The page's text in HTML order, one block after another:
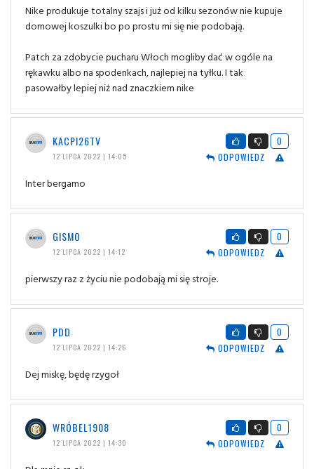
Nike produkuje totalny szajs i już od kilku sezonów nie kupuje
domowej koszulki bo po prostu mi się nie podobają.
Patch za zdobycie pucharu Włoch mogliby dać w ogóle na
rękawku albo na spodenkach, najlepiej na tyłku. I tak
pasowałby lepiej niż nad znaczkiem nike
KACPI26TV
12 LIPCA 2022 | 14:05
0
ODPOWIEDZ
Inter bergamo
GISMO
12 LIPCA 2022 | 14:12
0
ODPOWIEDZ
pierwszy raz z życiu nie podobają mi się stroje.
PDD
12 LIPCA 2022 | 14:26
0
ODPOWIEDZ
Dej miskę, będę rzygoł
WRÓBEL1908
12 LIPCA 2022 | 14:30
0
ODPOWIEDZ